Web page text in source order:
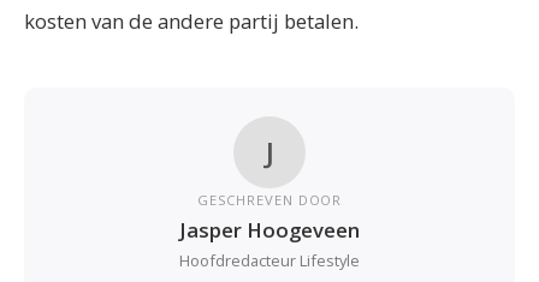
kosten van de andere partij betalen.
J
GESCHREVEN DOOR
Jasper Hoogeveen
Hoofdredacteur Lifestyle